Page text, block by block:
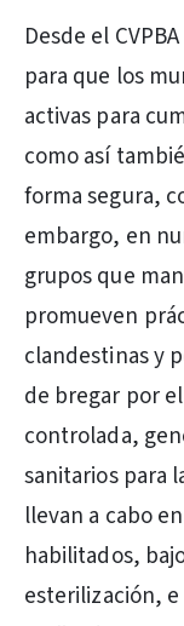
Desde el
para que los
activas para
como así
forma segura,
embargo, en
grupos que
promueven
clandestinas y
de bregar por
controlada,
sanitarios para
llevan a cabo
habilitados,
esterilización,